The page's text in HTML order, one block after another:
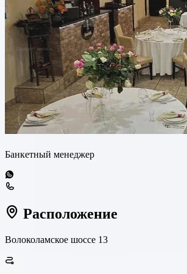
Банкетный менеджер
Расположение
Волоколамское шоссе 13